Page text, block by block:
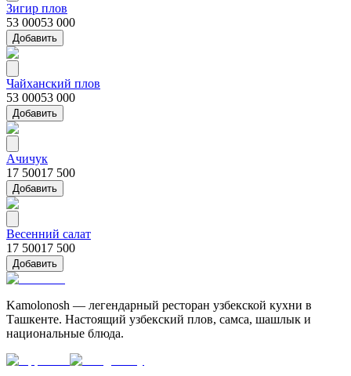
Зигир плов
53 00053 000
Добавить
Чайханский плов
53 00053 000
Добавить
Ачичук
17 50017 500
Добавить
Весенний салат
17 50017 500
Добавить
Kamolonosh — легендарный ресторан узбекской кухни в
Ташкенте. Настоящий узбекский плов, самса, шашлык и
национальные блюда.